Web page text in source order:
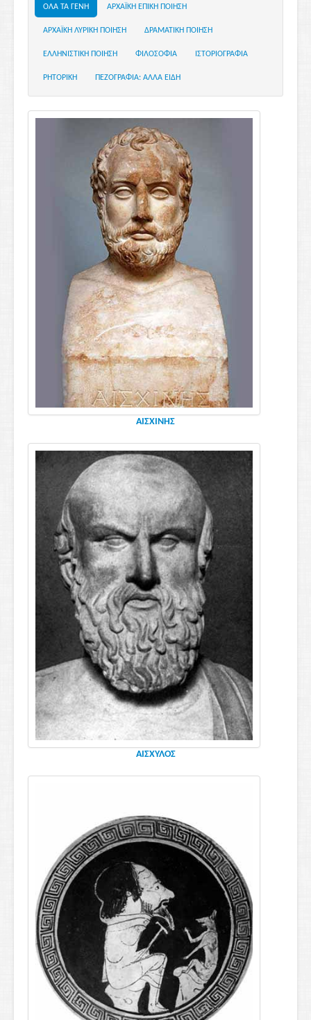
ΟΛΑ ΤΑ ΓΕΝΗ ΑΡΧΑΪΚΗ ΕΠΙΚΗ ΠΟΙΗΣΗ
ΑΡΧΑΪΚΗ ΛΥΡΙΚΗ ΠΟΙΗΣΗ ΔΡΑΜΑΤΙΚΗ ΠΟΙΗΣΗ
ΕΛΛΗΝΙΣΤΙΚΗ ΠΟΙΗΣΗ ΦΙΛΟΣΟΦΙΑ ΙΣΤΟΡΙΟΓΡΑΦΙΑ
ΡΗΤΟΡΙΚΗ ΠΕΖΟΓΡΑΦΙΑ: ΑΛΛΑ ΕΙΔΗ
ΑΙΣΧΙΝΗΣ
ΑΙΣΧΥΛΟΣ